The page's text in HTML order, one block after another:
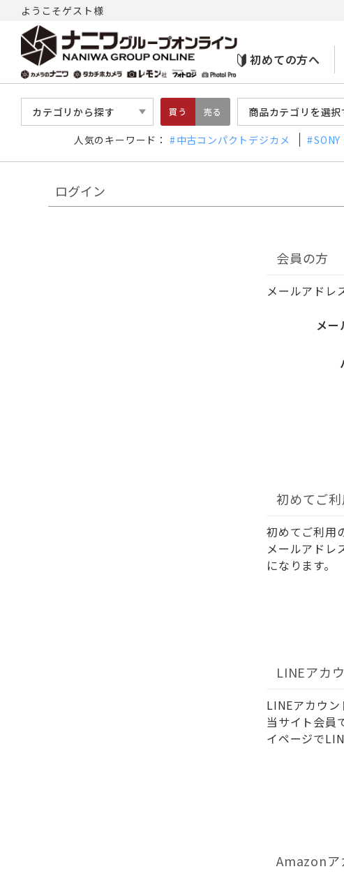
ようこそゲスト様
初めての方へ
カテゴリから探す 買う 売る 商品カテゴリを選択
人気のキーワード： 中古コンパクトデジカメ
ログイン
会員の方
メールアドレ
メー
初めてご
初めてご利用
メールアドレ
になります。
LINEアカ
LINEアカウン
当サイト会員
イページで
Amazonア